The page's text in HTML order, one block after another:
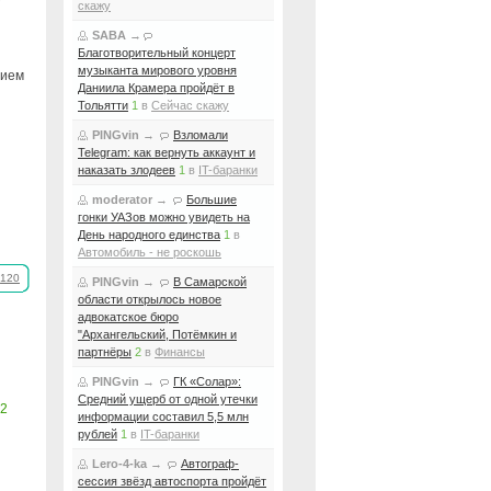
120
скажу
SABA →
Благотворительный концерт
музыканта мирового уровня
Даниила Крамера пройдёт в
Тольятти 1 в Сейчас скажу
PINGvin →
Взломали
Telegram: как вернуть аккаунт и
наказать злодеев 1 в IT-баранки
moderator →
Большие
гонки УАЗов можно увидеть на
День народного единства 1 в
Автомобиль - не роскошь
PINGvin →
В Самарской
области открылось новое
адвокатское бюро
"Архангельский, Потёмкин и
партнёры 2 в Финансы
PINGvin →
ГК «Солар»:
Средний ущерб от одной утечки
информации составил 5,5 млн
рублей 1 в IT-баранки
Lero-4-ka →
Автограф-
сессия звёзд автоспорта пройдёт